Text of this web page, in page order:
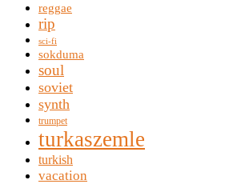
reggae
rip
sci-fi
sokduma
soul
soviet
synth
trumpet
turkaszemle
turkish
vacation